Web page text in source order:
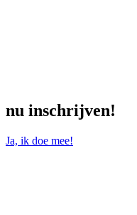
nu inschrijven!
Ja, ik doe mee!